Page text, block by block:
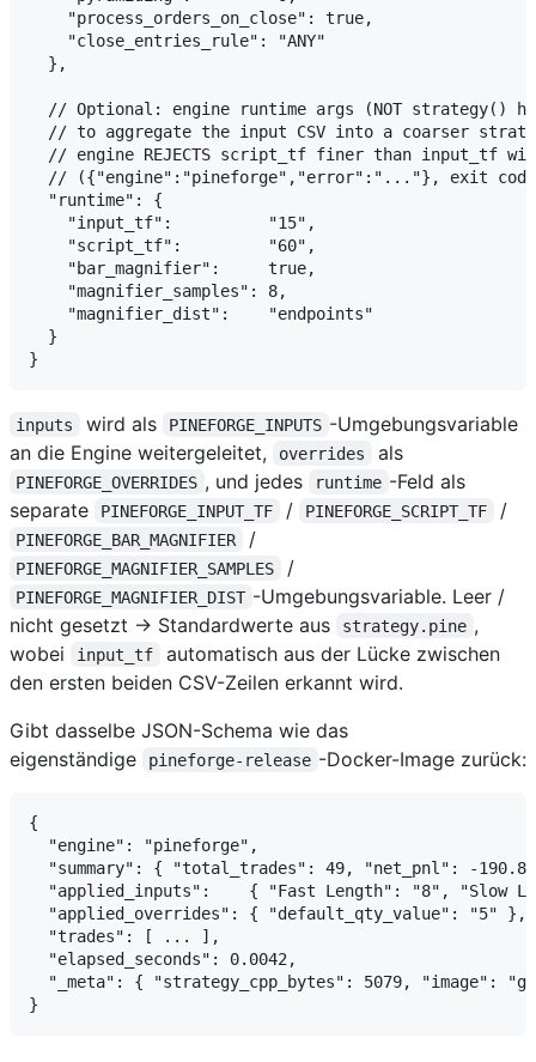
    "process_orders_on_close": true,
    "close_entries_rule": "ANY"
  },
// Optional: engine runtime args (NOT strategy()
// to aggregate the input CSV into a coarser
// engine REJECTS script_tf finer than input_tf
// ({"engine":"pineforge","error":"..."}, exit
  "runtime": {
    "input_tf":          "15",
    "script_tf":         "60",
    "bar_magnifier":     true,
    "magnifier_samples": 8,
    "magnifier_dist":    "endpoints"
  }
inputs wird als PINEFORGE_INPUTS -Umgebungsvariable
an die Engine weitergeleitet,
overrides als
PINEFORGE_OVERRIDES , und jedes runtime -Feld als
separate
PINEFORGE_INPUT_TF / PINEFORGE_SCRIPT_TF /
PINEFORGE_BAR_MAGNIFIER /
PINEFORGE_MAGNIFIER_SAMPLES /
PINEFORGE_MAGNIFIER_DIST -Umgebungsvariable. Leer /
nicht gesetzt → Standardwerte aus
strategy.pine ,
wobei
input_tf
automatisch aus der Lücke zwischen
den ersten beiden CSV-Zeilen erkannt wird.
Gibt dasselbe JSON-Schema wie das
eigenständige
pineforge-release -Docker-Image zurück:
{
  "engine": "pineforge",
"summary": { "total_trades": 49, "net_pnl": -
"applied_inputs":    { "Fast Length": "8", "Slow
  "applied_overrides": { "default_qty_value": "5" },
  "trades": [ ... ],
  "elapsed_seconds": 0.0042,
"_meta": { "strategy_cpp_bytes": 5079, "image":